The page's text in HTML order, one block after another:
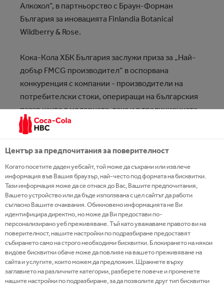
Алкохол“, в партньорство с Браун-Форман
България за иновацията Finlandia Botanical
Wildberry & Rose.
Кока-Кола ХБК България заслужи приза за „Най-
добър FMCG производител“ в оспорвана
конкуренция с компании - производители на
потребителски стоки, опериращи на българския
пазар както в модерната, така и в традиционната
търговия, реализирали оборот от минимум 10
млн. лв. през 2022 г. Сред критериите за
спечелване на отличието са динамиката на
марки в портфолиото, броят търговски обекти,
предлагащи портфолиото на компаниите,
приноса за развитието на категориите, в които те
оперират, както и маркетинговите кампании,
допринесли за постигането на най-добри
резултати през изминалата година.
Икономическият принос на Системата на Кока-
Кола в България се равнява на 0,5% от БВП на
Център за предпочитания за поверителност
Когато посетите даден уебсайт, той може да съхрани или извлече
информация във Вашия браузър, най-често под формата на бисквитки.
Тази информация може да се отнася до Вас, Вашите предпочитания,
Вашето устройство или да бъде използвана с цел сайтът да работи
съгласно Вашите очаквания. Обикновено информацията не Ви
идентифицира директно, но може да Ви предостави по-
персонализирано уеб преживяване. Тъй като уважаваме правото ви на
поверителност, нашите настройки по подразбиране предоставят
събирането само на строго необходими бисквитки. Блокирането на някои
видове бисквитки обаче може да повлияе на вашето преживяване на
сайта и услугите, които можем да предложим. Щракнете върху
заглавието на различните категории, разберете повече и променете
нашите настройки по подразбиране, за да позволите друг тип бисквитки